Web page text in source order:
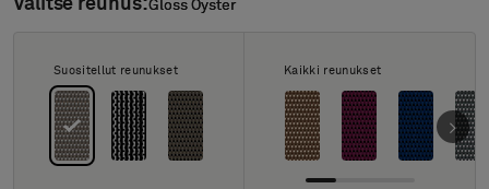
Valitse maa
Valitse reunus:Gloss Oyster
Gloss Oyster
Suositellut reunukset Kaikki reunukset